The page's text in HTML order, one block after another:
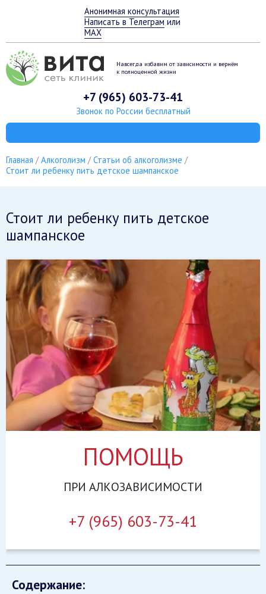
Анонимная консультация
Написать в Телеграм или
MAX
Навсегда избавим от зависимости и вернём
к полноценной жизни
+7 (965) 603-73-41
Звонок по России бесплатный
Главная Алкоголизм
Статьи об алкоголизме
Стоит ли ребенку пить детское шампанское
Стоит ли ребенку пить детское
шампанское
ПОМОЩЬ
ПРИ АЛКОЗАВИСИМОСТИ
+7 (965) 603-73-41
Содержание: